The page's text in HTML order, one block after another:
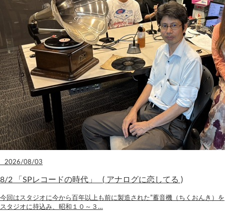
2026/08/03
8/2 「SPレコードの時代」 ( アナログに恋してる )
今回はスタジオに今から百年以上も前に製造された”蓄音機（ちくおんき）を
スタジオに持込み、昭和１０～３…